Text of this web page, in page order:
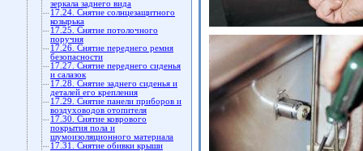
зеркала заднего вида
17.24. Снятие солнцезащитного
козырька
17.25. Снятие потолочного
поручня
17.26. Снятие переднего ремня
безопасности
17.27. Снятие переднего сиденья
и салазок
17.28. Снятие заднего сиденья и
деталей его крепления
17.29. Снятие панели приборов и
воздуховодов отопителя
17.30. Снятие коврового
покрытия пола и
шумоизоляционного материала
17.31. Снятие обивки крыши